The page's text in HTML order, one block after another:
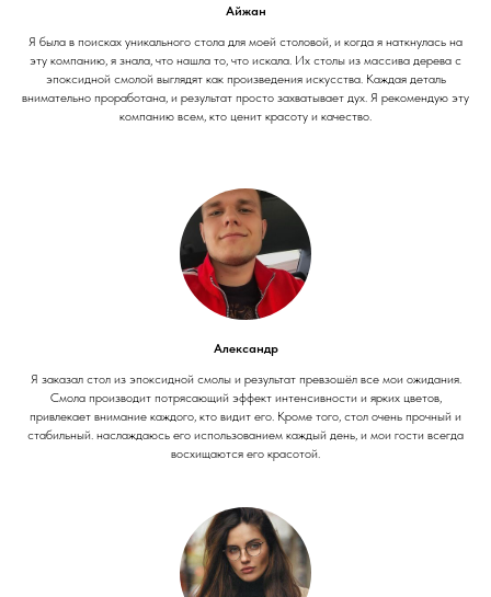
Айжан
Я была в поисках уникального стола для моей столовой, и когда я наткнулась на
эту компанию, я знала, что нашла то, что искала. Их столы из массива дерева с
эпоксидной смолой выглядят как произведения искусства. Каждая деталь
внимательно проработана, и результат просто захватывает дух. Я рекомендую эту
компанию всем, кто ценит красоту и качество.
Александр
Я заказал стол из эпоксидной смолы и результат превзошёл все мои ожидания.
Смола производит потрясающий эффект интенсивности и ярких цветов,
привлекает внимание каждого, кто видит его. Кроме того, стол очень прочный и
стабильный. наслаждаюсь его использованием каждый день, и мои гости всегда
восхищаются его красотой.